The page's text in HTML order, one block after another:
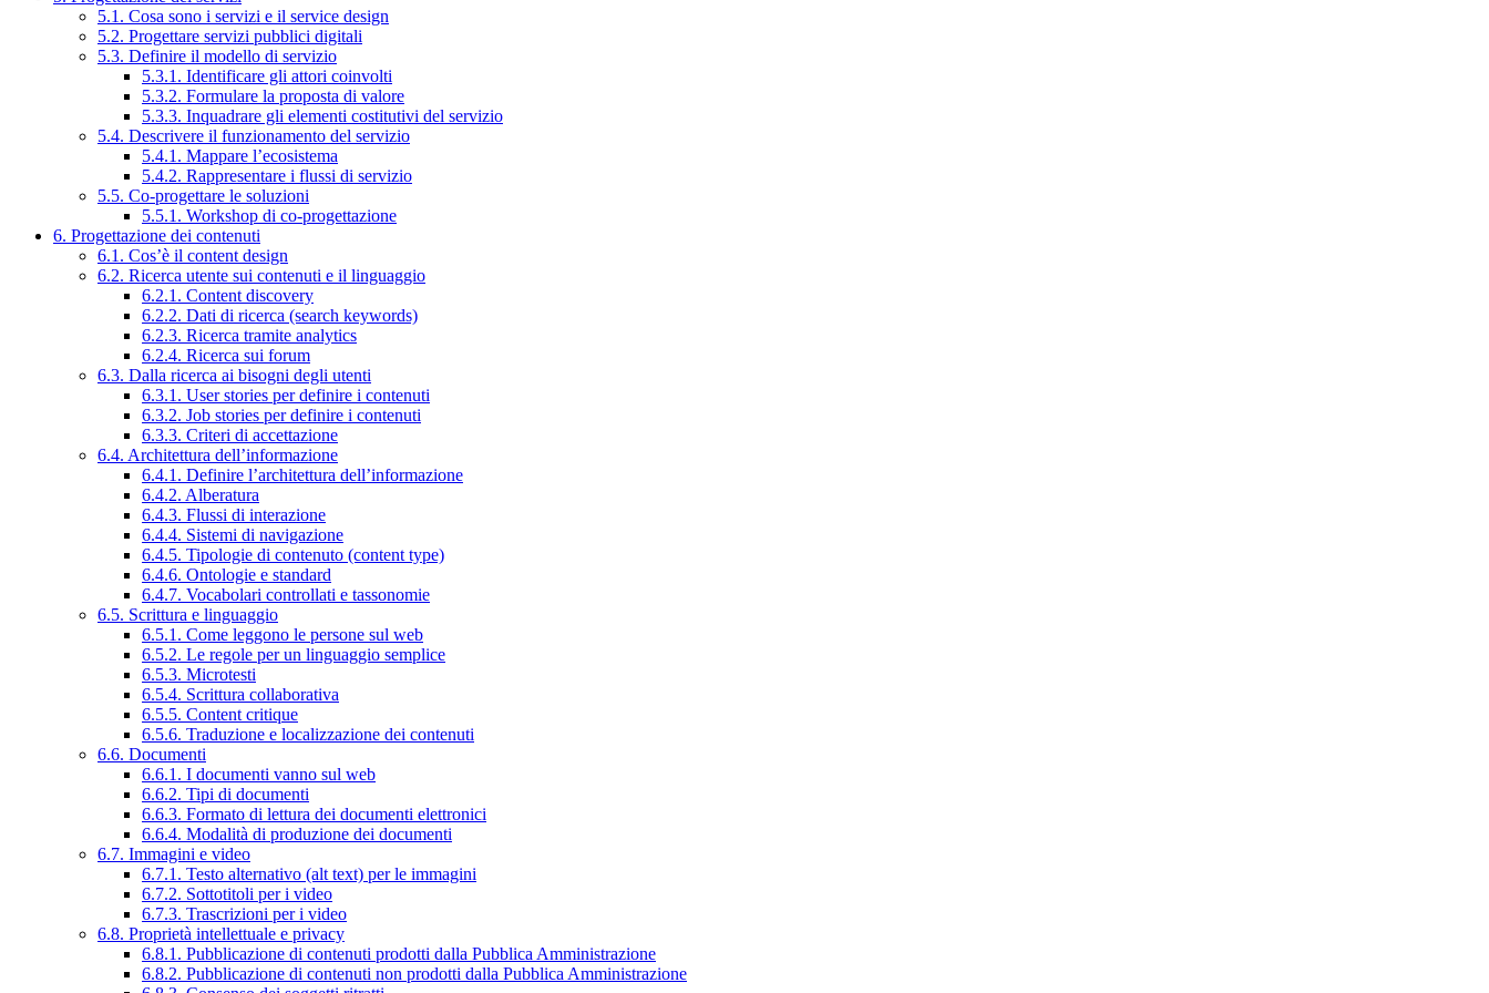
5.1. Cosa sono i servizi e il service design
5.2. Progettare servizi pubblici digitali
5.3. Definire il modello di servizio
5.3.1. Identificare gli attori coinvolti
5.3.2. Formulare la proposta di valore
5.3.3. Inquadrare gli elementi costitutivi del servizio
5.4. Descrivere il funzionamento del servizio
5.4.1. Mappare l’ecosistema
5.4.2. Rappresentare i flussi di servizio
5.5. Co-progettare le soluzioni
5.5.1. Workshop di co-progettazione
6. Progettazione dei contenuti
6.1. Cos’è il content design
6.2. Ricerca utente sui contenuti e il linguaggio
6.2.1. Content discovery
6.2.2. Dati di ricerca (search keywords)
6.2.3. Ricerca tramite analytics
6.2.4. Ricerca sui forum
6.3. Dalla ricerca ai bisogni degli utenti
6.3.1. User stories per definire i contenuti
6.3.2. Job stories per definire i contenuti
6.3.3. Criteri di accettazione
6.4. Architettura dell’informazione
6.4.1. Definire l’architettura dell’informazione
6.4.2. Alberatura
6.4.3. Flussi di interazione
6.4.4. Sistemi di navigazione
6.4.5. Tipologie di contenuto (content type)
6.4.6. Ontologie e standard
6.4.7. Vocabolari controllati e tassonomie
6.5. Scrittura e linguaggio
6.5.1. Come leggono le persone sul web
6.5.2. Le regole per un linguaggio semplice
6.5.3. Microtesti
6.5.4. Scrittura collaborativa
6.5.5. Content critique
6.5.6. Traduzione e localizzazione dei contenuti
6.6. Documenti
6.6.1. I documenti vanno sul web
6.6.2. Tipi di documenti
6.6.3. Formato di lettura dei documenti elettronici
6.6.4. Modalità di produzione dei documenti
6.7. Immagini e video
6.7.1. Testo alternativo (alt text) per le immagini
6.7.2. Sottotitoli per i video
6.7.3. Trascrizioni per i video
6.8. Proprietà intellettuale e privacy
6.8.1. Pubblicazione di contenuti prodotti dalla Pubblica Amministrazione
6.8.2. Pubblicazione di contenuti non prodotti dalla Pubblica Amministrazione